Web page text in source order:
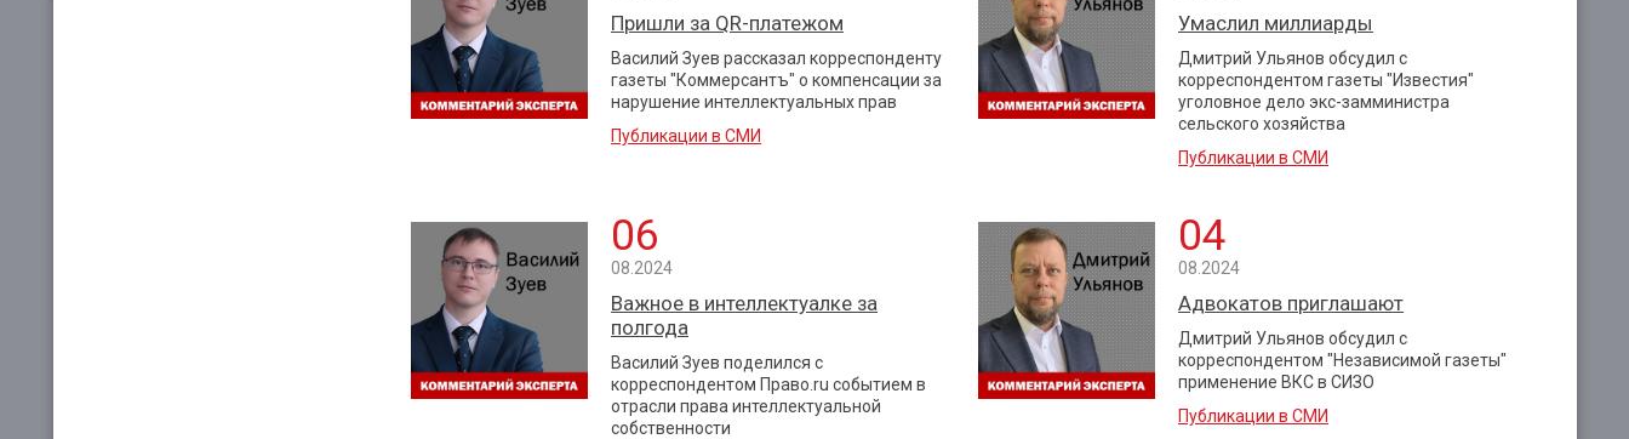
Пришли за QR-платежом
Василий Зуев рассказал корреспонденту
газеты "Коммерсантъ" о компенсации за
нарушение интеллектуальных прав
Публикации в СМИ
Умаслил миллиарды
Дмитрий Ульянов обсудил с
корреспондентом газеты "Известия"
уголовное дело экс-замминистра
сельского хозяйства
Публикации в СМИ
06
08.2024
Важное в интеллектуалке за
полгода
Василий Зуев поделился с
корреспондентом Право.ru событием в
отрасли права интеллектуальной
собственности
04
08.2024
Адвокатов приглашают
Дмитрий Ульянов обсудил с
корреспондентом "Независимой газеты"
применение ВКС в СИЗО
Публикации в СМИ